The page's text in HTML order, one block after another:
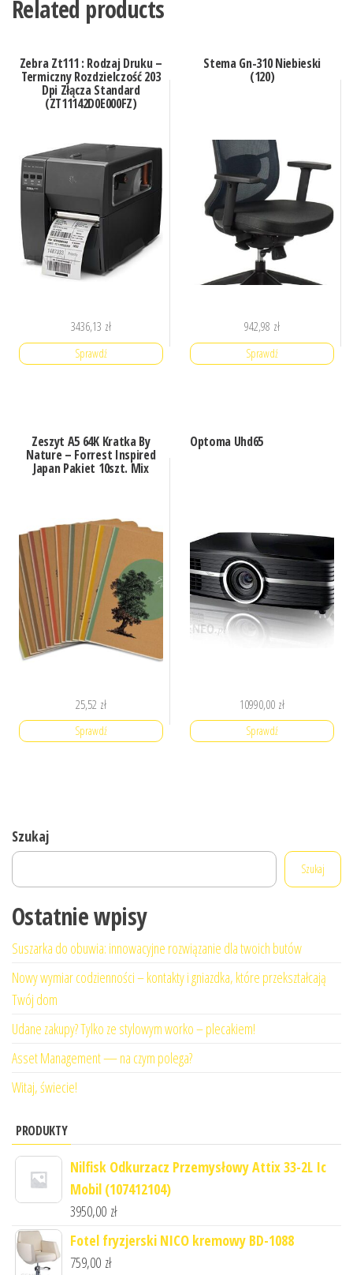
Related products
Zebra Zt111 : Rodzaj Druku –
Termiczny Rozdzielczość 203
Dpi Złącza Standard
(ZT11142D0E000FZ)
3436,13 zł
Sprawdź
Stema Gn-310 Niebieski
(120)
942,98 zł
Sprawdź
Zeszyt A5 64K Kratka By
Nature – Forrest Inspired
Japan Pakiet 10szt. Mix
25,52 zł
Sprawdź
Optoma Uhd65
10990,00 zł
Sprawdź
Szukaj
Szukaj
Ostatnie wpisy
Suszarka do obuwia: innowacyjne rozwiązanie dla twoich butów
Nowy wymiar codzienności – kontakty i gniazdka, które przekształcają
Twój dom
Udane zakupy? Tylko ze stylowym worko – plecakiem!
Asset Management — na czym polega?
Witaj, świecie!
PRODUKTY
Nilfisk Odkurzacz Przemysłowy Attix 33-2L Ic
Mobil (107412104)
3950,00 zł
Fotel fryzjerski NICO kremowy BD-1088
759,00 zł